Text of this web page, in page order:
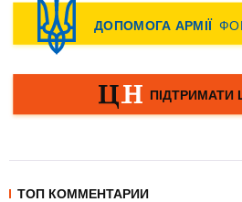
ТОП КОММЕНТАРИИ